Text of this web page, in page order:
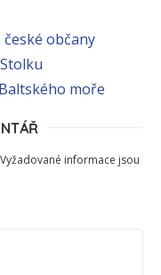
občany
moře
Vyžadované informace jsou